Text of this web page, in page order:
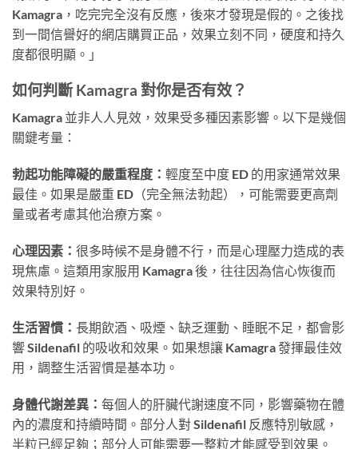
Kamagra，吃完完全沒有反應，後來才發現是假的。之後找
到一間信譽好的網店購買正品，效果立刻不同，硬度和持久
度都很明顯。」
如何判斷 Kamagra 對你是否有效？
Kamagra 並非人人見效，效果受多種因素影響。以下是幾個
關鍵考量：
勃起功能障礙的嚴重程度： 輕度至中度 ED 的用家通常效果
最佳。如果是嚴重 ED（完全無法勃起），可能需要更高劑
量或者考慮其他治療方案。
心理因素： 很多時候不是身體不行，而是心理壓力造成的表
現焦慮。這類用家服用 Kamagra 後，往往因為信心恢復而
效果特別好。
生活習慣： 長期飲酒、吸煙、缺乏運動、睡眠不足，都會影
響 Sildenafil 的吸收和效果。如果想讓 Kamagra 發揮最佳效
用，調整生活習慣是基本功。
身體代謝差異： 每個人的肝臟代謝速度不同，影響藥物在體
內的濃度和持續時間。部分人對 Sildenafil 反應特別敏感，
半粒已經足夠；部分人可能需要一整粒才能感受到效果。